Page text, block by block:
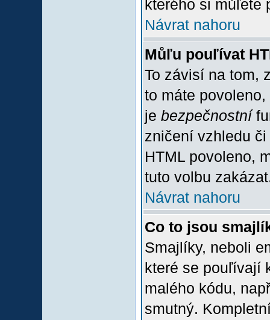
kterého si můľete
Návrat nahoru
Můľu pouľívat
To závisí na tom,
to máte
je bezpečnostní
zničení vzhledu
HTML povoleno,
tuto volbu
Návrat nahoru
Co to jsou
Smajlíky, neboli
které se pouľívají
malého kódu,
smutný.